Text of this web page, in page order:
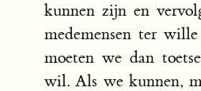
kunnen zijn en
medemensen ter
moeten we dan
wil. Als we kunnen,